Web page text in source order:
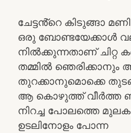
ചേട്ടൻ്റെ കിടുങ്ങാ
ഒരു ബോണ്ടയേക്കാൾ
നിൽക്കുന്നതാണ് ചിറ്റ
തമ്മിൽ ഞെരിക്കാനും
തുറക്കാനുമൊക്കെ
ആ കൊഴുത്ത് വീർത്ത
നിറച്ച പോലത്തെ
ഉടലിനോളം പോന്ന